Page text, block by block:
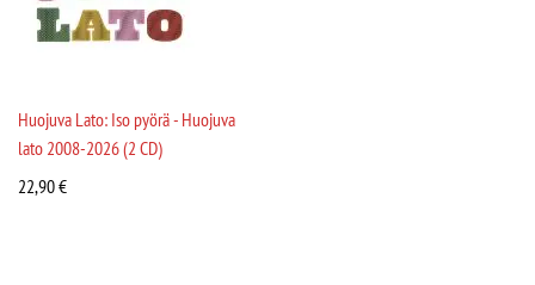
Huojuva Lato: Iso pyörä - Huojuva
lato 2008-2026 (2 CD)
22,90€